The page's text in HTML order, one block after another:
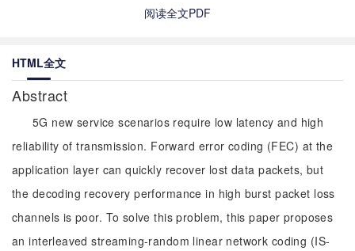
阅读全文PDF
HTML全文
Abstract
5G new service scenarios require low latency and high
reliability of transmission. Forward error coding (FEC) at the
application layer can quickly recover lost data packets, but
the decoding recovery performance in high burst packet loss
channels is poor. To solve this problem, this paper proposes
an interleaved streaming-random linear network coding (IS-